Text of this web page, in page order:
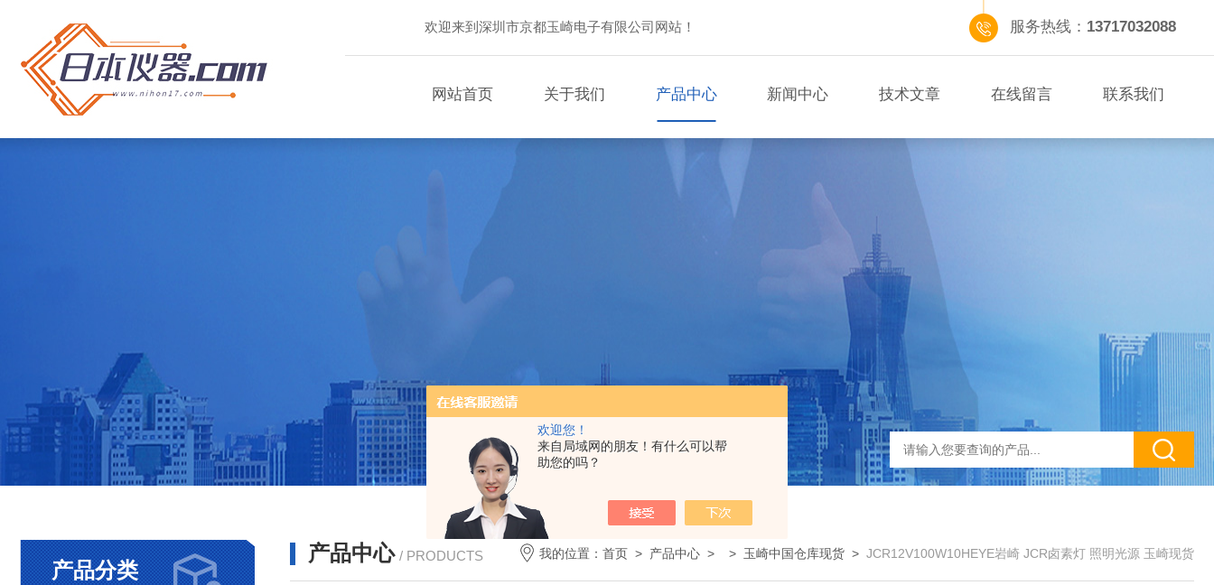
欢迎您！
来自局域网的朋友！有什么可以帮
助您的吗？
欢迎来到深圳市京都玉崎电子有限公司网站！ 服务热线： 13717032088
网站首页 关于我们 产品中心 新闻中心 技术文章 在线留言 联系我们
产品分类
产品中心 / PRODUCTS 我的位置： 首页 > 产品中心 > > 玉崎中国仓库现货 > JCR12V100W10HEYE岩崎 JCR卤素灯 照明光源 玉崎现货